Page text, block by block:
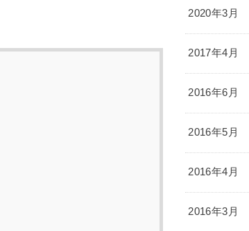
2020年3月
2017年4月
2016年6月
2016年5月
2016年4月
2016年3月